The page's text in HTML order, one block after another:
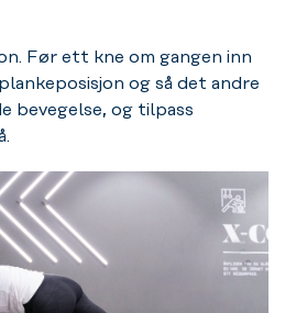
Før ett kne om gangen inn
og så det andre
bevegelse, og tilpass